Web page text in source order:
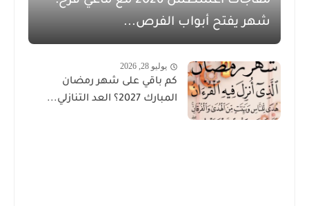
شهر يفتح أبواب الفرص...
يوليو 28, 2026
كم باقي على شهر رمضان
المبارك 2027؟ العد التنازلي...